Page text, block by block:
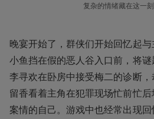
复杂的情绪藏在这一
晚宴开始了，群侠们开始回忆起
小鱼挡在假的恶人谷入口前，将谜
李寻欢在卧房中接受梅二的诊断
留香看着主角在犯罪现场忙前忙
案情的自己。游戏中也经常出现